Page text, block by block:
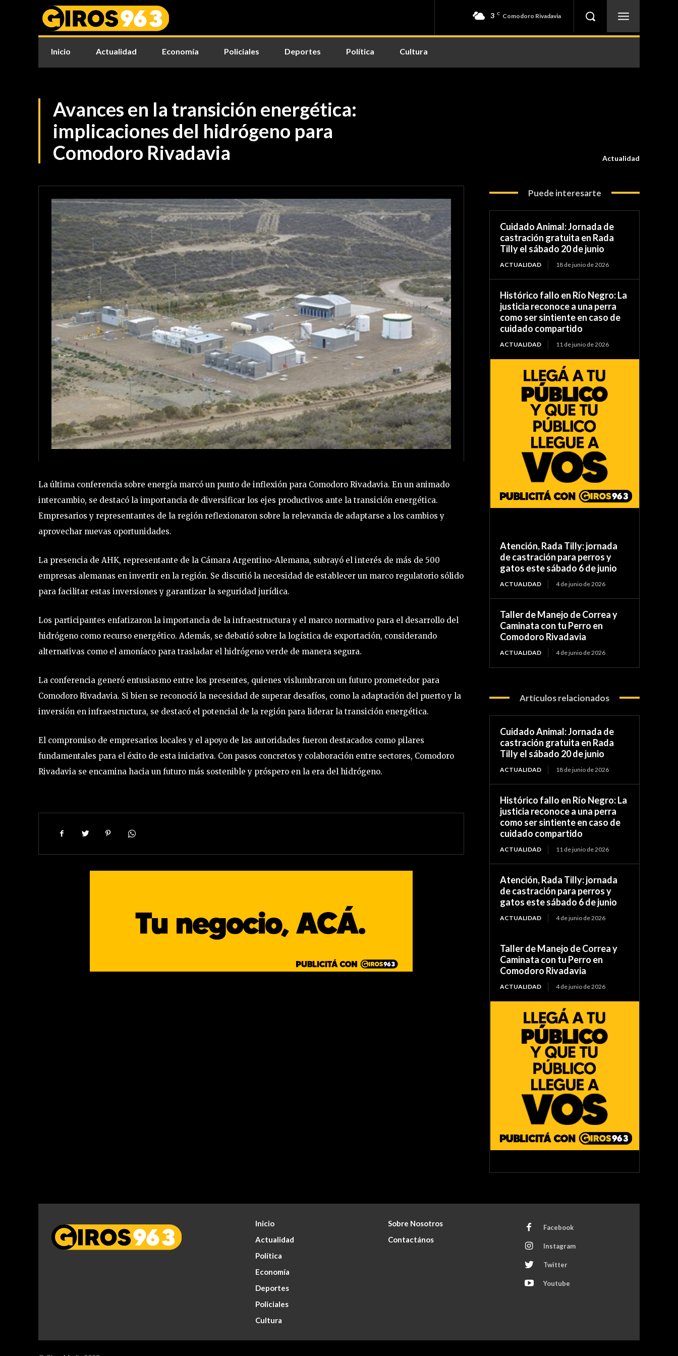
3 C Comodoro Rivadavia
Inicio Actualidad Economía Policiales Deportes Política Cultura
Avances en la transición energética:
implicaciones del hidrógeno para
Comodoro Rivadavia
Actualidad
La última conferencia sobre energía marcó un punto de inflexión para Comodoro Rivadavia. En un animado
intercambio, se destacó la importancia de diversificar los ejes productivos ante la transición energética.
Empresarios y representantes de la región reflexionaron sobre la relevancia de adaptarse a los cambios y
aprovechar nuevas oportunidades.
La presencia de AHK, representante de la Cámara Argentino-Alemana, subrayó el interés de más de 500
empresas alemanas en invertir en la región. Se discutió la necesidad de establecer un marco regulatorio sólido
para facilitar estas inversiones y garantizar la seguridad jurídica.
Los participantes enfatizaron la importancia de la infraestructura y el marco normativo para el desarrollo del
hidrógeno como recurso energético. Además, se debatió sobre la logística de exportación, considerando
alternativas como el amoníaco para trasladar el hidrógeno verde de manera segura.
La conferencia generó entusiasmo entre los presentes, quienes vislumbraron un futuro prometedor para
Comodoro Rivadavia. Si bien se reconoció la necesidad de superar desafíos, como la adaptación del puerto y la
inversión en infraestructura, se destacó el potencial de la región para liderar la transición energética.
El compromiso de empresarios locales y el apoyo de las autoridades fueron destacados como pilares
fundamentales para el éxito de esta iniciativa. Con pasos concretos y colaboración entre sectores, Comodoro
Rivadavia se encamina hacia un futuro más sostenible y próspero en la era del hidrógeno.
Puede interesarte
Cuidado Animal: Jornada de
castración gratuita en Rada
Tilly el sábado 20 de junio
ACTUALIDAD 18 de junio de 2026
Histórico fallo en Río Negro: La
justicia reconoce a una perra
como ser sintiente en caso de
cuidado compartido
ACTUALIDAD 11 de junio de 2026
Atención, Rada Tilly: jornada
de castración para perros y
gatos este sábado 6 de junio
ACTUALIDAD 4 de junio de 2026
Taller de Manejo de Correa y
Caminata con tu Perro en
Comodoro Rivadavia
ACTUALIDAD 4 de junio de 2026
Artículos relacionados
Cuidado Animal: Jornada de
castración gratuita en Rada
Tilly el sábado 20 de junio
ACTUALIDAD 18 de junio de 2026
Histórico fallo en Río Negro: La
justicia reconoce a una perra
como ser sintiente en caso de
cuidado compartido
ACTUALIDAD 11 de junio de 2026
Atención, Rada Tilly: jornada
de castración para perros y
gatos este sábado 6 de junio
ACTUALIDAD 4 de junio de 2026
Taller de Manejo de Correa y
Caminata con tu Perro en
Comodoro Rivadavia
ACTUALIDAD 4 de junio de 2026
Inicio
Actualidad
Política
Economía
Deportes
Policiales
Cultura
Sobre Nosotros
Contactános
Facebook
Instagram
Twitter
Youtube